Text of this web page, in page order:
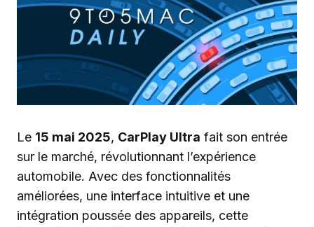
Le 15 mai 2025, CarPlay Ultra fait son entrée
sur le marché, révolutionnant l’expérience
automobile. Avec des fonctionnalités
améliorées, une interface intuitive et une
intégration poussée des appareils, cette